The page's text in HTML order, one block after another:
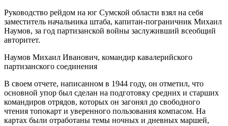
Руководство рейдом на юг Сумской области взял на себя
заместитель начальника штаба, капитан-пограничник Михаил
Наумов, за год партизанской войны заслуживший всеобщий
авторитет.
Наумов Михаил Иванович, командир кавалерийского
партизанского соединения
В своем отчете, написанном в 1944 году, он отметил, что
основной упор был сделан на подготовку средних и старших
командиров отрядов, которых он загонял до свободного
чтения топокарт и уверенного пользования компасом. На
картах были отработаны темы ночных и дневных маршей,